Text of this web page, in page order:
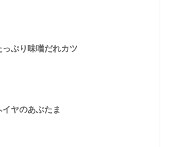
っぷり味噌だれカツ
イヤのあぶたま